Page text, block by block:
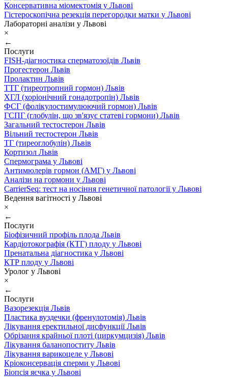
Консервативна міомектомія у Львові
Гістероскопічна резекція перегородки матки у Львові
Лабораторні аналізи у Львові
×
←
Послуги
FISH-діагностика сперматозоїдів Львів
Прогестерон Львів
Пролактин Львів
ТТГ (тиреотропний гормон) Львів
ХГЛ (хоріонічний гонадотропін) Львів
ФСГ (фолікулостимулюючий гормон) Львів
ГСПГ (глобулін, що зв'язує статеві гормони) Львів
Загальний тестостерон Львів
Вільний тестостерон Львів
ТГ (тиреоглобулін) Львів
Кортизол Львів
Спермограма у Львові
Антимюлерів гормон (АМГ) у Львові
Аналізи на гормони у Львові
CarrierSeq: тест на носіння генетичної патології у Львові
Ведення вагітності у Львові
×
←
Послуги
Біофізичний профіль плода Львів
Кардіотокографія (КТГ) плоду у Львові
Пренатальна діагностика у Львові
КТР плоду у Львові
Уролог у Львові
×
←
Послуги
Вазорезекція Львів
Пластика вуздечки (френулотомія) Львів
Лікування еректильної дисфункції Львів
Обрізання крайньої плоті (циркумцизія) Львів
Лікування баланопоститу Львів
Лікування варикоцеле у Львові
Кріоконсервація сперми у Львові
Біопсія яєчка у Львові